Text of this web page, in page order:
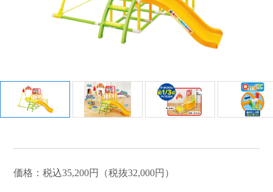
ラブあみシリーズ
ション
価格：税込35,200円（税抜32,000円）